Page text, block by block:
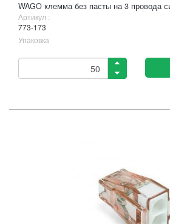
WAGO клемма без пасты на 3 провода
Артикул :
773-173
Упаковка